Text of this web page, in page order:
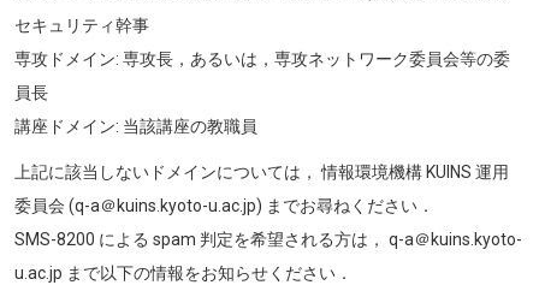
セキュリティ幹事
専攻ドメイン: 専攻長，あるいは，専攻ネットワーク委員会等の委
員長
講座ドメイン: 当該講座の教職員
上記に該当しないドメインについては， 情報環境機構 KUINS 運用
委員会 (q-a＠kuins.kyoto-u.ac.jp) までお尋ねください．
SMS-8200 による spam 判定を希望される方は， q-a＠kuins.kyoto-
u.ac.jp まで以下の情報をお知らせください．